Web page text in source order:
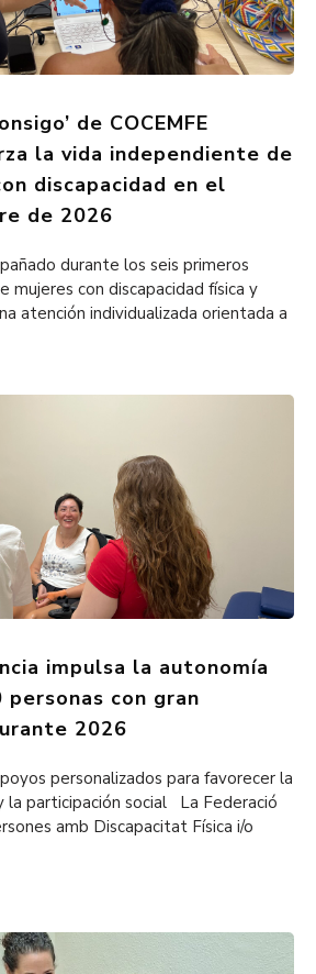
de COCEMFE
la vida independiente de
discapacidad en el
de 2026
durante los seis primeros
mujeres con discapacidad física y
atención individualizada orientada a
impulsa la autonomía
con gran
2026
personalizados para favorecer la
la participación social La Federació
amb Discapacitat Física i/o